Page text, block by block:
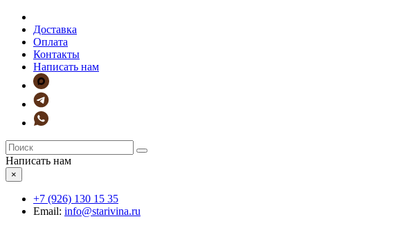
Доставка
Оплата
Контакты
Написать нам
Написать нам
×
+7 (926) 130 15 35
Email: info@starivina.ru